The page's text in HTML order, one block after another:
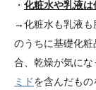
・ 化粧水や乳液は
→化粧水も乳液も
のうちに基礎化
合、乾燥が気に
ミドを含んだもの